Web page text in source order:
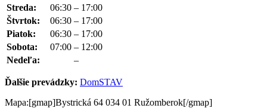
Streda:
06:30 – 17:00
Štvrtok:
06:30 – 17:00
Piatok:
06:30 – 17:00
Sobota:
07:00 – 12:00
Nedeľa:
–
Ďalšie prevádzky: DomSTAV
Mapa:[gmap]Bystrická 64 034 01 Ružomberok[/gmap]